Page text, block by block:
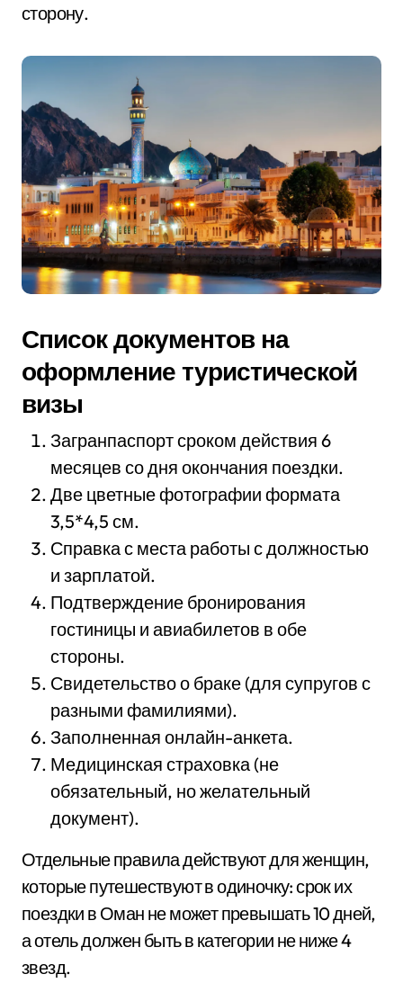
сторону.
Список документов на
оформление туристической
визы
Загранпаспорт сроком действия 6
месяцев со дня окончания поездки.
Две цветные фотографии формата
3,5*4,5 см.
Справка с места работы с должностью
и зарплатой.
Подтверждение бронирования
гостиницы и авиабилетов в обе
стороны.
Свидетельство о браке (для супругов с
разными фамилиями).
Заполненная онлайн-анкета.
Медицинская страховка (не
обязательный, но желательный
документ).
Отдельные правила действуют для женщин,
которые путешествуют в одиночку: срок их
поездки в Оман не может превышать 10 дней,
а отель должен быть в категории не ниже 4
звезд.